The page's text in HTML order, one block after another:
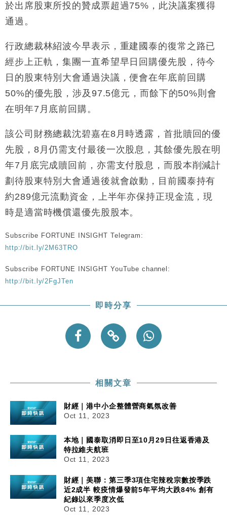
市場落地
14:50
13:12
國際｜特朗普赴洛杉磯高球場活動前 男子攜槍彈被捕
12:30
財經｜香港7月PMI回落至51 企業擴張放慢兼縮減人
手
財經｜黑石傳再籌逾360億美元 支援Anthropic租用
Google晶片
25%
18:15
本地｜新世界K11 9月升級會員制度 增鉑金卡級別鎖
定高消費客群
17:40
財經｜本港6月零售額連升14個月 珠寶鐘錶銷售升勢
最強
16:33
財經｜滙控重啟最多10億美元回購 派息比率目標維持
50%
於出席股東所投的贊成票超過75%，此決議案獲得
通過。
行政總裁林紹波今早表示，重建國泰的復常之路已
經步上正軌，集團一直希望早日回購優先股，待今
日的股東特別大會通過決議，便會在年底前回購
50%的優先股，涉及97.5億元，而餘下的50%則會
在明年7月底前回購。
該公司財務總裁沈碧嘉在8月時透露，首批贖回的優
先股，8月仍需支付最後一次股息，其餘優先股在明
年7月底完成贖回前，亦需支付股息，而股本削減計
劃待股東特別大會通過後就會啟動，目前國泰持有
約289億元流動資金，上半年亦保持正現金流，現
時是適當時機償還優先股股本。
Subscribe FORTUNE INSIGHT Telegram:
http://bit.ly/2M63TRO
Subscribe FORTUNE INSIGHT YouTube channel:
http://bit.ly/2FgJTen
即時分享
相關文章
財經｜港中小企整體營商氣氛改善
Oct 11, 2023
本地｜國泰取消即日至10月29日往返香港及
特拉維夫航班
Oct 11, 2023
財經｜美聯：第三季3項住宅辣稅宗數按季跌
近2成半 較疫情爆發前5年平均大跌84% 創有
紀錄以來季度次低
Oct 11, 2023